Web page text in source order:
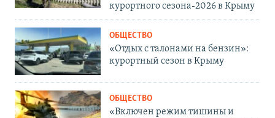
курортного сезона-2026 в Крыму
ОБЩЕСТВО
«Отдых с талонами на бензин»:
курортный сезон в Крыму
ОБЩЕСТВО
«Включен режим тишины и